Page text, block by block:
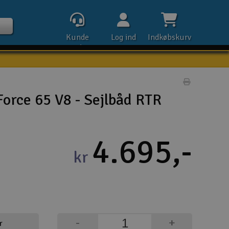
Indkøbskurv
Log ind
Kunde
service
65 V8 - Sejlbåd RTR
kr 4.695,-
+
-